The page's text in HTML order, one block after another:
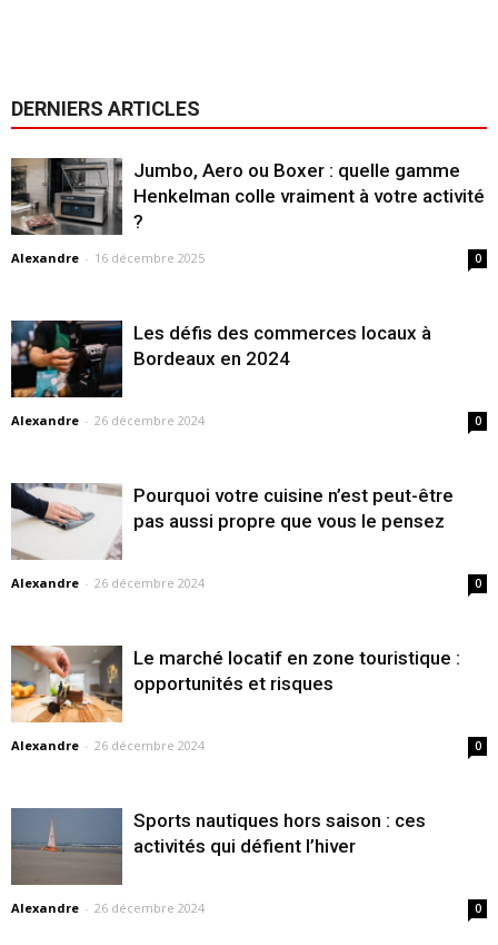
DERNIERS ARTICLES
Jumbo, Aero ou Boxer : quelle gamme
Henkelman colle vraiment à votre activité
?
Alexandre - 16 décembre 2025 0
Les défis des commerces locaux à
Bordeaux en 2024
Alexandre - 26 décembre 2024 0
Pourquoi votre cuisine n’est peut-être
pas aussi propre que vous le pensez
Alexandre - 26 décembre 2024 0
Le marché locatif en zone touristique :
opportunités et risques
Alexandre - 26 décembre 2024 0
Sports nautiques hors saison : ces
activités qui défient l’hiver
Alexandre - 26 décembre 2024 0